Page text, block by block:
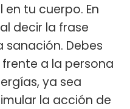
tu cuerpo. En
decir la frase
Debes
a la persona
ya sea
la acción de